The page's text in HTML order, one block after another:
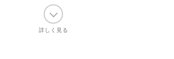
詳しく見る